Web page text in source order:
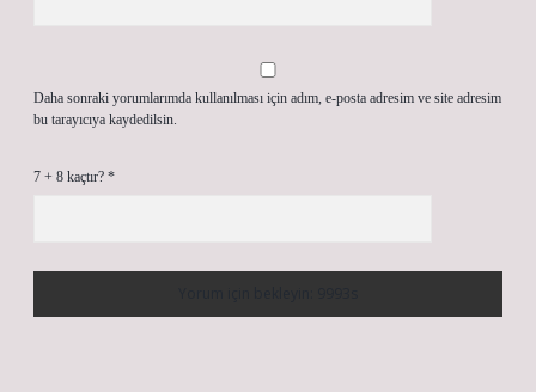
Daha sonraki yorumlarımda kullanılması için adım, e-posta adresim ve site adresim
bu tarayıcıya kaydedilsin.
7 + 8 kaçtır? *